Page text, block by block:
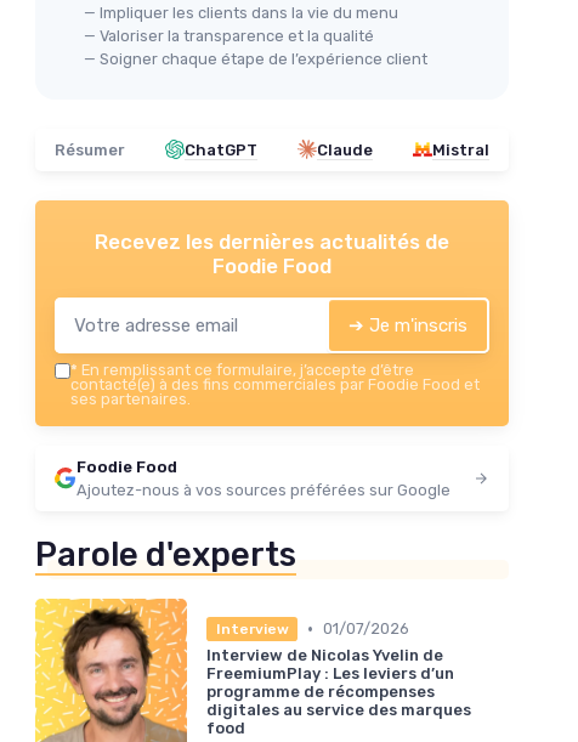
— Impliquer les clients dans la vie du menu
— Valoriser la transparence et la qualité
— Soigner chaque étape de l’expérience client
Résumer ChatGPT Claude Mistral
Recevez les dernières actualités de
Foodie Food
➔ Je m'inscris
* En remplissant ce formulaire, j’accepte d’être
contacté(e) à des fins commerciales par Foodie Food et
ses partenaires.
Foodie Food
Ajoutez-nous à vos sources préférées sur Google
Parole d'experts
Interview • 01/07/2026
Interview de Nicolas Yvelin de
FreemiumPlay : Les leviers d’un
programme de récompenses
digitales au service des marques
food